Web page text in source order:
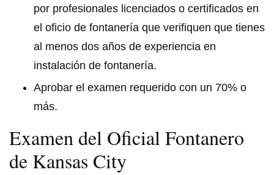
por profesionales licenciados o certificados en
el oficio de fontanería que verifiquen que tienes
al menos dos años de experiencia en
instalación de fontanería.
Aprobar el examen requerido con un 70% o
más.
Examen del Oficial Fontanero
de Kansas City